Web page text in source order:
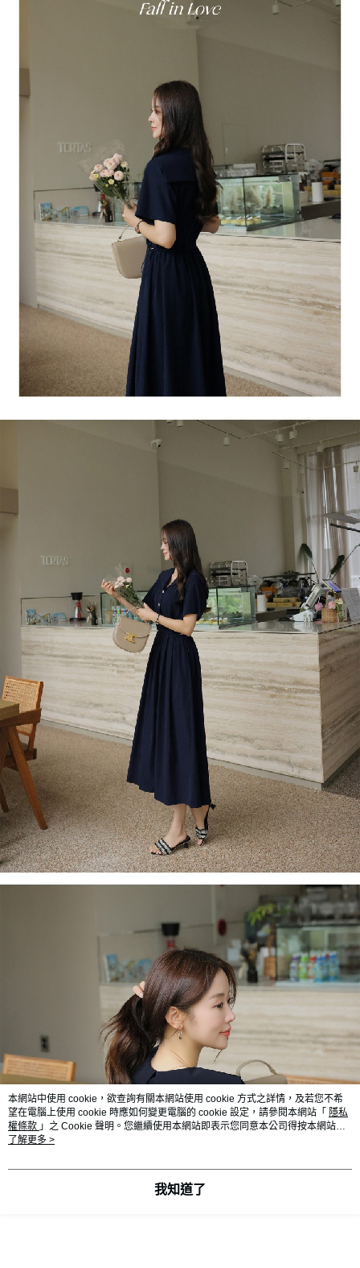
本網站中使用 cookie，欲查詢有關本網站使用 cookie 方式之詳情，及若您不希
望在電腦上使用 cookie 時應如何變更電腦的 cookie 設定，請參閱本網站「 隱私
權條款 」之 Cookie 聲明。您繼續使用本網站即表示您同意本公司得按本網站使
用條款之 Cookie 聲明使用 cookie。
了解更多 >
我知道了